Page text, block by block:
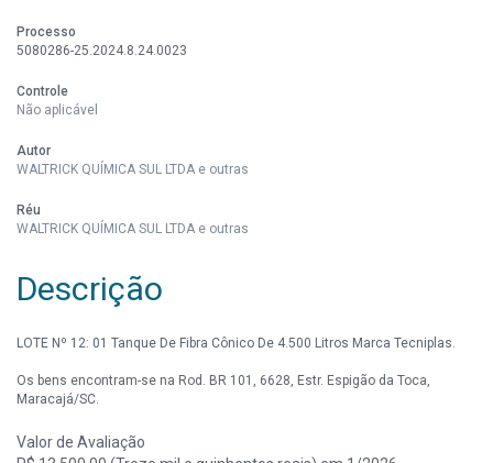
Processo
5080286-25.2024.8.24.0023
Controle
Não aplicável
Autor
WALTRICK QUÍMICA SUL LTDA e outras
Réu
WALTRICK QUÍMICA SUL LTDA e outras
Descrição
LOTE Nº 12: 01 Tanque De Fibra Cônico De 4.500 Litros Marca Tecniplas.
Os bens encontram-se na Rod. BR 101, 6628, Estr. Espigão da Toca,
Maracajá/SC.
Valor de Avaliação